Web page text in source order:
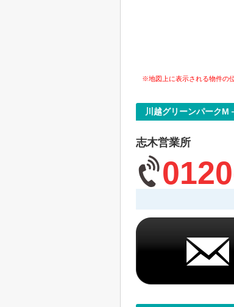
※地図上に表示される物件の
川越グリーンパークM
志木営業所